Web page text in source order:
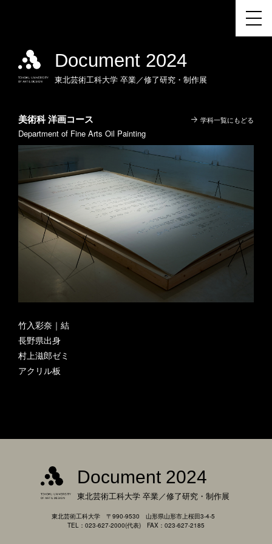
Document 2024
東北芸術工科大学 卒業／修了研究・制作展
学科一覧にもどる
美術科 洋画コース
Department of Fine Arts Oil Painting
竹入彩奈｜結
長野県出身
村上滋郎ゼミ
アクリル板
Document 2024
東北芸術工科大学 卒業／修了研究・制作展
東北芸術工科大学 〒990-9530 山形県山形市上桜田3-4-5
TEL：023-627-2000(代表) FAX：023-627-2185